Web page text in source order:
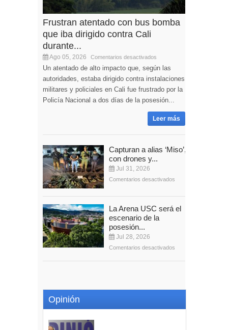
Frustran atentado con bus bomba
que iba dirigido contra Cali
durante...
Ago 05, 2026 Comentarios desactivados
Un atentado de alto impacto que, según las
autoridades, estaba dirigido contra instalaciones
militares y policiales en Cali fue frustrado por la
Policía Nacional a dos días de la posesión...
Leer más
Capturan a alias ‘Miso’,
con drones y...
Jul 31, 2026
Comentarios desactivados
La Arena USC será el
escenario de la
posesión...
Jul 28, 2026
Comentarios desactivados
Opinión